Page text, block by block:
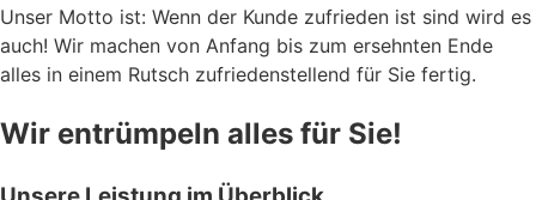
Unser Motto ist: Wenn der Kunde zufrieden ist sind wird es
auch! Wir machen von Anfang bis zum ersehnten Ende
alles in einem Rutsch zufriedenstellend für Sie fertig.
Wir entrümpeln alles für Sie!